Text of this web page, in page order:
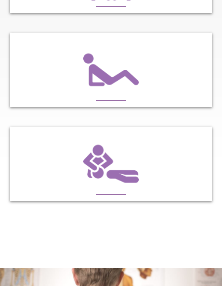
PÉRINÉOLOGIE & URO-GYNÉCOLOGIE
THÉRAPIE MANUELLE & CROCHETAGE